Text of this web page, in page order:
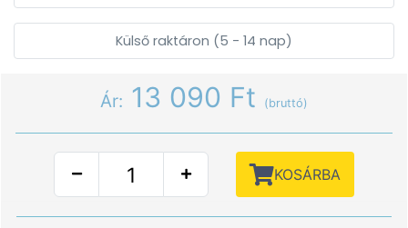
Külső raktáron (5 - 14 nap)
Ár: 13 090 Ft (bruttó)
KOSÁRBA